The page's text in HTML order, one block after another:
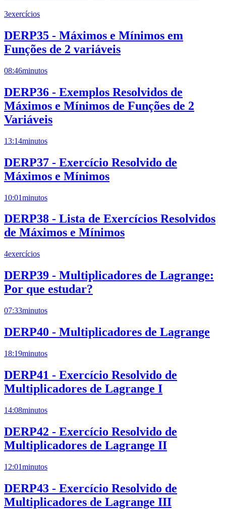
3exercícios
DERP35 - Máximos e Mínimos em
Funções de 2 variáveis
08:46minutos
DERP36 - Exemplos Resolvidos de
Máximos e Mínimos de Funções de 2
Variáveis
13:14minutos
DERP37 - Exercício Resolvido de
Máximos e Mínimos
10:01minutos
DERP38 - Lista de Exercícios Resolvidos
de Máximos e Mínimos
4exercícios
DERP39 - Multiplicadores de Lagrange:
Por que estudar?
07:33minutos
DERP40 - Multiplicadores de Lagrange
18:19minutos
DERP41 - Exercício Resolvido de
Multiplicadores de Lagrange I
14:08minutos
DERP42 - Exercício Resolvido de
Multiplicadores de Lagrange II
12:01minutos
DERP43 - Exercício Resolvido de
Multiplicadores de Lagrange III